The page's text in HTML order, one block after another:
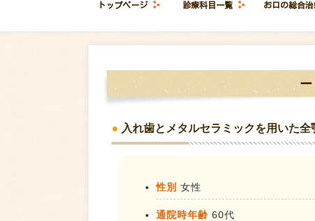
トップページ 診療科目一覧 お口の総合治
● 入れ歯とメタルセラミックを用いた全
性別 女性
通院時年齢 60代